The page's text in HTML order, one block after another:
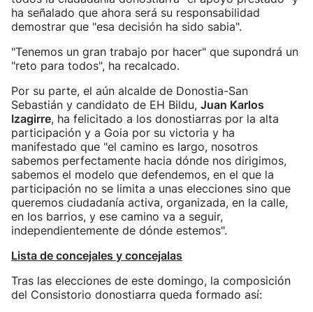
ha señalado que ahora será su responsabilidad
demostrar que "esa decisión ha sido sabia".
"Tenemos un gran trabajo por hacer" que supondrá un
"reto para todos", ha recalcado.
Por su parte, el aún alcalde de Donostia-San
Sebastián y candidato de EH Bildu, Juan Karlos
Izagirre, ha felicitado a los donostiarras por la alta
participación y a Goia por su victoria y ha
manifestado que "el camino es largo, nosotros
sabemos perfectamente hacia dónde nos dirigimos,
sabemos el modelo que defendemos, en el que la
participación no se limita a unas elecciones sino que
queremos ciudadanía activa, organizada, en la calle,
en los barrios, y ese camino va a seguir,
independientemente de dónde estemos".
Lista de concejales y concejalas
Tras las elecciones de este domingo, la composición
del Consistorio donostiarra queda formado así: